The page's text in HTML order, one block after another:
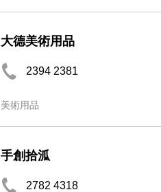
大德美術用品
2394 2381
美術用品
手創拾泒
2782 4318